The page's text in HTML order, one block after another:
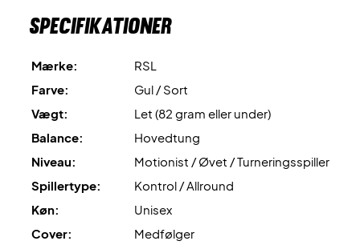
Specifikationer
Mærke:
RSL
Farve:
Gul / Sort
Vægt:
Let (82 gram eller under)
Balance:
Hovedtung
Niveau:
Motionist / Øvet / Turneringsspiller
Spillertype:
Kontrol / Allround
Køn:
Unisex
Cover:
Medfølger